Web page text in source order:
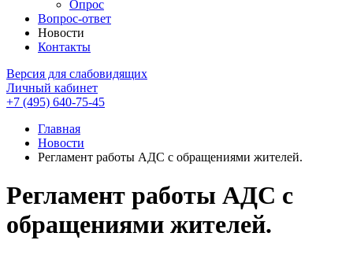
Опрос
Вопрос-ответ
Новости
Контакты
Версия для слабовидящих
Личный кабинет
+7 (495) 640-75-45
Главная
Новости
Регламент работы АДС с обращениями жителей.
Регламент работы АДС с
обращениями жителей.